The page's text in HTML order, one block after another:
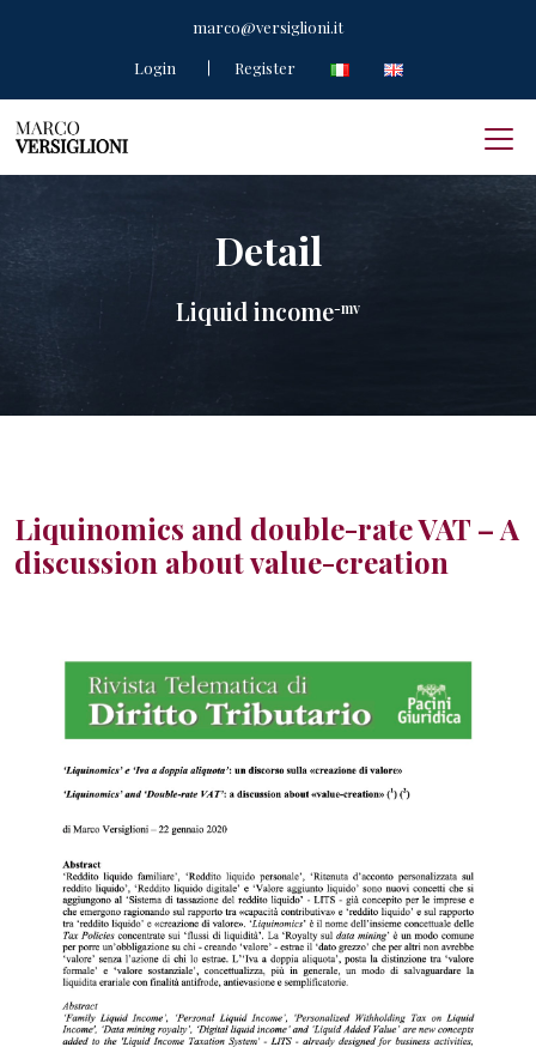
marco@versiglioni.it
Login
Register
Detail
Liquid income-mv
Liquinomics and double-rate VAT – A
discussion about value-creation